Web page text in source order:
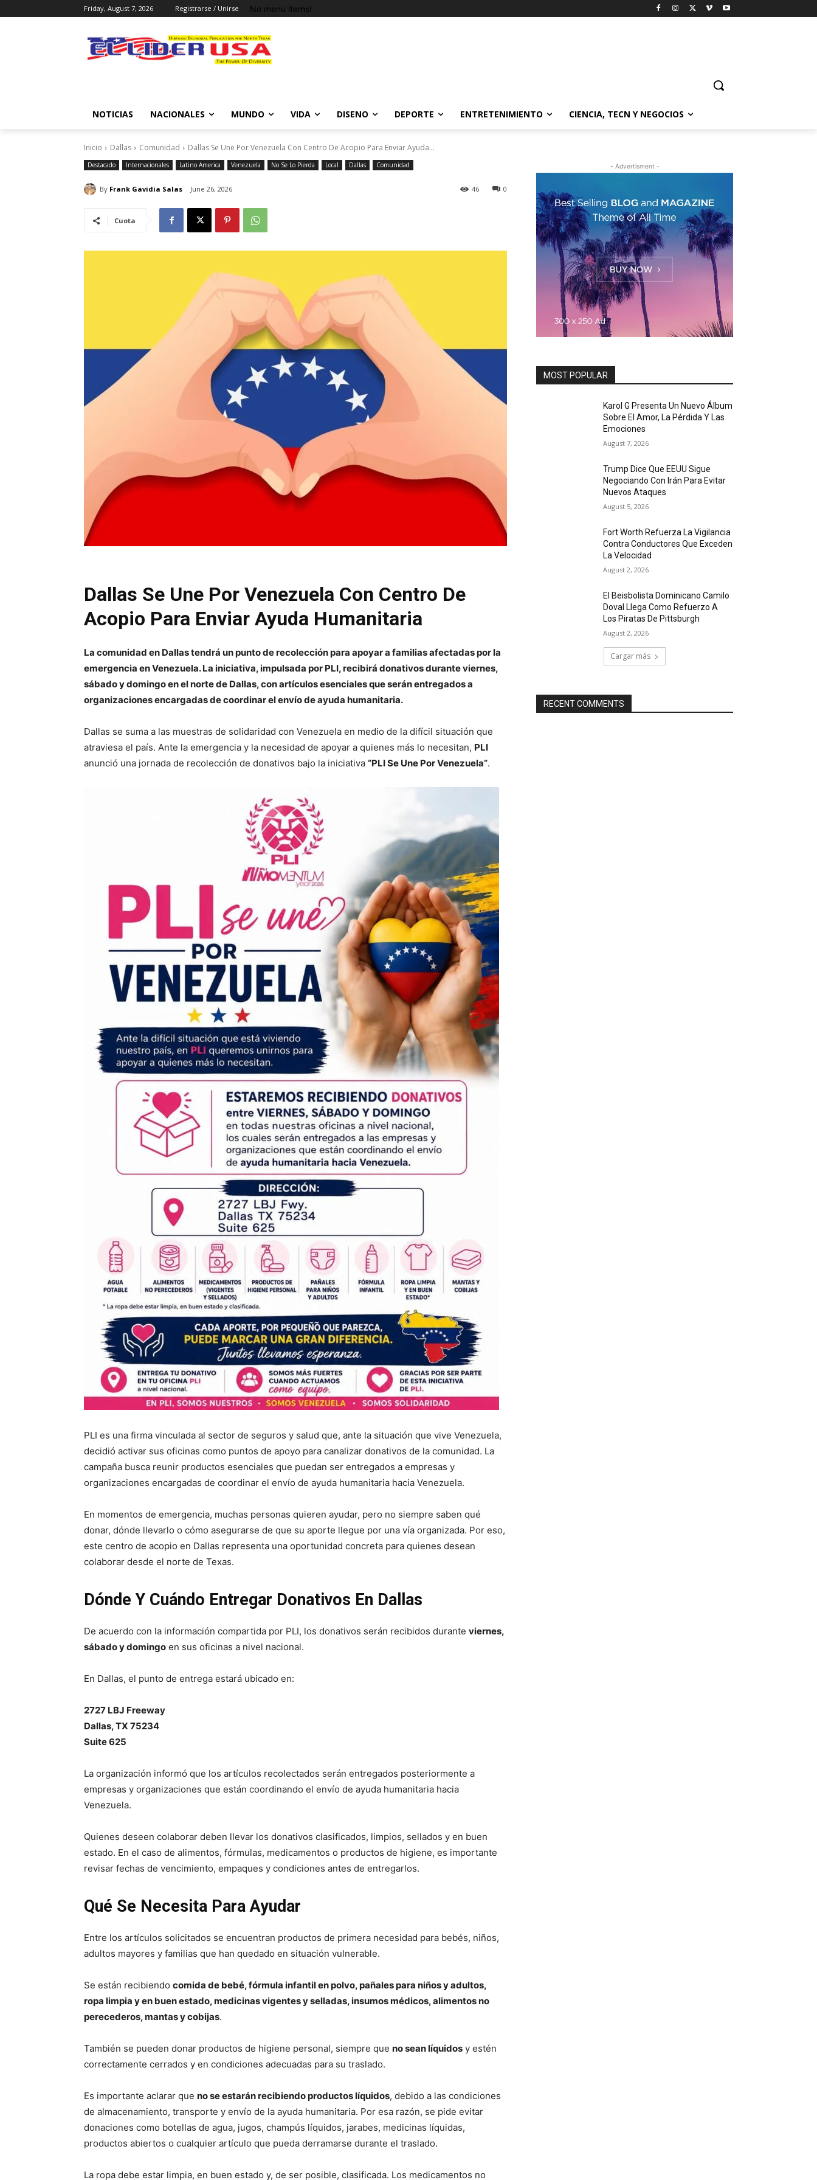
Friday, August 7, 2026 Registrarse / Unirse No menu items!
NOTICIAS NACIONALES MUNDO VIDA DISENO DEPORTE ENTRETENIMIENTO CIENCIA, TECN Y NEGOCIOS
Inicio Dallas Comunidad Dallas Se Une Por Venezuela Con Centro De Acopio Para Enviar Ayuda...
Destacado Internacionales Latino America Venezuela No Se Lo Pierda Local Dallas Comunidad
By Frank Gavidia Salas June 26, 2026 0
46
Cuota
Dallas Se Une Por Venezuela Con Centro De
Acopio Para Enviar Ayuda Humanitaria
La comunidad en Dallas tendrá un punto de recolección para apoyar a familias afectadas por la
emergencia en Venezuela. La iniciativa, impulsada por PLI, recibirá donativos durante viernes,
sábado y domingo en el norte de Dallas, con artículos esenciales que serán entregados a
organizaciones encargadas de coordinar el envío de ayuda humanitaria.
Dallas se suma a las muestras de solidaridad con Venezuela en medio de la difícil situación que
atraviesa el país. Ante la emergencia y la necesidad de apoyar a quienes más lo necesitan, PLI
anunció una jornada de recolección de donativos bajo la iniciativa “PLI Se Une Por Venezuela”.
PLI es una firma vinculada al sector de seguros y salud que, ante la situación que vive Venezuela,
decidió activar sus oficinas como puntos de apoyo para canalizar donativos de la comunidad. La
campaña busca reunir productos esenciales que puedan ser entregados a empresas y
organizaciones encargadas de coordinar el envío de ayuda humanitaria hacia Venezuela.
En momentos de emergencia, muchas personas quieren ayudar, pero no siempre saben qué
donar, dónde llevarlo o cómo asegurarse de que su aporte llegue por una vía organizada. Por eso,
este centro de acopio en Dallas representa una oportunidad concreta para quienes desean
colaborar desde el norte de Texas.
Dónde Y Cuándo Entregar Donativos En Dallas
De acuerdo con la información compartida por PLI, los donativos serán recibidos durante viernes,
sábado y domingo en sus oficinas a nivel nacional.
En Dallas, el punto de entrega estará ubicado en:
2727 LBJ Freeway
Dallas, TX 75234
Suite 625
La organización informó que los artículos recolectados serán entregados posteriormente a
empresas y organizaciones que están coordinando el envío de ayuda humanitaria hacia
Venezuela.
Quienes deseen colaborar deben llevar los donativos clasificados, limpios, sellados y en buen
estado. En el caso de alimentos, fórmulas, medicamentos o productos de higiene, es importante
revisar fechas de vencimiento, empaques y condiciones antes de entregarlos.
Qué Se Necesita Para Ayudar
Entre los artículos solicitados se encuentran productos de primera necesidad para bebés, niños,
adultos mayores y familias que han quedado en situación vulnerable.
Se están recibiendo comida de bebé, fórmula infantil en polvo, pañales para niños y adultos,
ropa limpia y en buen estado, medicinas vigentes y selladas, insumos médicos, alimentos no
perecederos, mantas y cobijas.
También se pueden donar productos de higiene personal, siempre que no sean líquidos y estén
correctamente cerrados y en condiciones adecuadas para su traslado.
Es importante aclarar que no se estarán recibiendo productos líquidos, debido a las condiciones
de almacenamiento, transporte y envío de la ayuda humanitaria. Por esa razón, se pide evitar
donaciones como botellas de agua, jugos, champús líquidos, jarabes, medicinas líquidas,
productos abiertos o cualquier artículo que pueda derramarse durante el traslado.
La ropa debe estar limpia, en buen estado y, de ser posible, clasificada. Los medicamentos no
- Advertisment -
MOST POPULAR
Karol G Presenta Un Nuevo Álbum
Sobre El Amor, La Pérdida Y Las
Emociones
August 7, 2026
Trump Dice Que EEUU Sigue
Negociando Con Irán Para Evitar
Nuevos Ataques
August 5, 2026
Fort Worth Refuerza La Vigilancia
Contra Conductores Que Exceden
La Velocidad
August 2, 2026
El Beisbolista Dominicano Camilo
Doval Llega Como Refuerzo A
Los Piratas De Pittsburgh
August 2, 2026
Cargar más
RECENT COMMENTS